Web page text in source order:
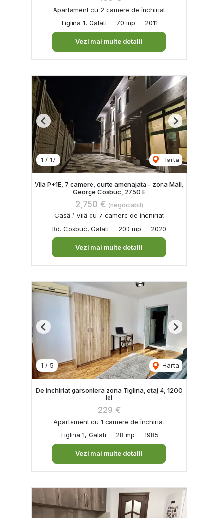
Apartament cu 2 camere de închiriat
Tiglina 1, Galati
70 mp 2011
Vezi mai multe detalii
1 / 17 Harta
Previous Next
Vila P+1E, 7 camere, curte amenajata - zona Mall,
George Cosbuc, 2750 E
2,750 € (negociabil)
Casă / Vilă cu 7 camere de închiriat
Bd. Cosbuc, Galati
200 mp 2020
Vezi mai multe detalii
1 / 5 Harta
Previous Next
De inchiriat garsoniera zona Tiglina, etaj 4, 1200
lei
229 €
Apartament cu 1 camere de închiriat
Tiglina 1, Galati
28 mp 1985
Vezi mai multe detalii